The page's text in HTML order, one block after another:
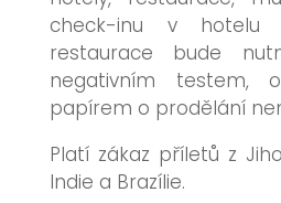
check-inu v hotelu
restaurace bude
negativním testem,
papírem o prodělání
Platí zákaz příletů z
Indie a Brazílie.